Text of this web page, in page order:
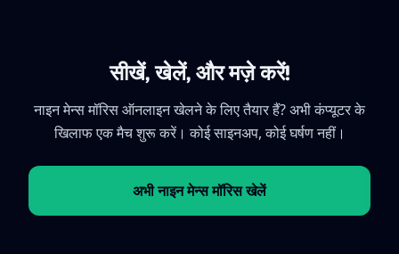
सीखें, खेलें, और मज़े करें!
नाइन मेन्स मॉरिस ऑनलाइन खेलने के लिए तैयार हैं? अभी कंप्यूटर के
खिलाफ एक मैच शुरू करें। कोई साइनअप, कोई घर्षण नहीं।
अभी नाइन मेन्स मॉरिस खेलें